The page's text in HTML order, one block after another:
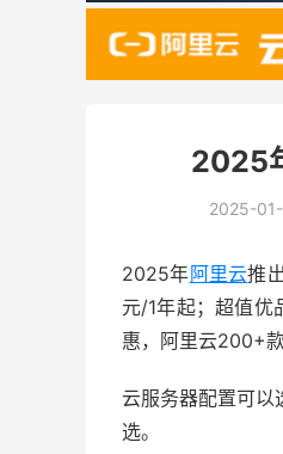
2025
2025-
2025年阿里云推
元/1年起；超值优
惠，阿里云200+
云服务器配置可
选。